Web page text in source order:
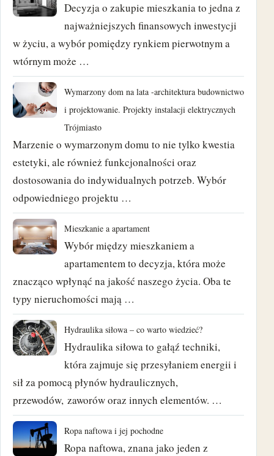
styczeń 2021
grudzień 2020
wrzesień 2020
sierpień 2018
czerwiec 2018
maj 2018
kwiecień 2018
marzec 2018
luty 2018
styczeń 2018
grudzień 2017
październik 2017
wrzesień 2017
Decyzja o zakupie mieszkania to jedna z
najważniejszych finansowych inwestycji
w życiu, a wybór pomiędzy rynkiem pierwotnym a
wtórnym może …
Wymarzony dom na lata -architektura budownictwo
i projektowanie. Projekty instalacji elektrycznych
Trójmiasto
Marzenie o wymarzonym domu to nie tylko kwestia
estetyki, ale również funkcjonalności oraz
dostosowania do indywidualnych potrzeb. Wybór
odpowiedniego projektu …
Mieszkanie a apartament
Wybór między mieszkaniem a
apartamentem to decyzja, która może
znacząco wpłynąć na jakość naszego życia. Oba te
typy nieruchomości mają …
Hydraulika siłowa – co warto wiedzieć?
Hydraulika siłowa to gałąź techniki,
która zajmuje się przesyłaniem energii i
sił za pomocą płynów hydraulicznych,
przewodów, zaworów oraz innych elementów. …
Ropa naftowa i jej pochodne
Ropa naftowa, znana jako jeden z